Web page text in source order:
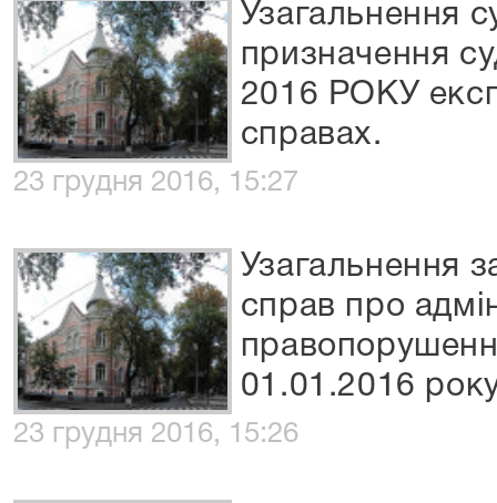
Узагальнення
призначення
2016 РОКУ
справах.
23 грудня 2016, 15:27
Узагальнення
справ про
01.01.2016
23 грудня 2016, 15:26